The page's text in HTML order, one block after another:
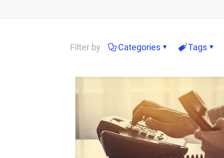
Filter by Categories Tags